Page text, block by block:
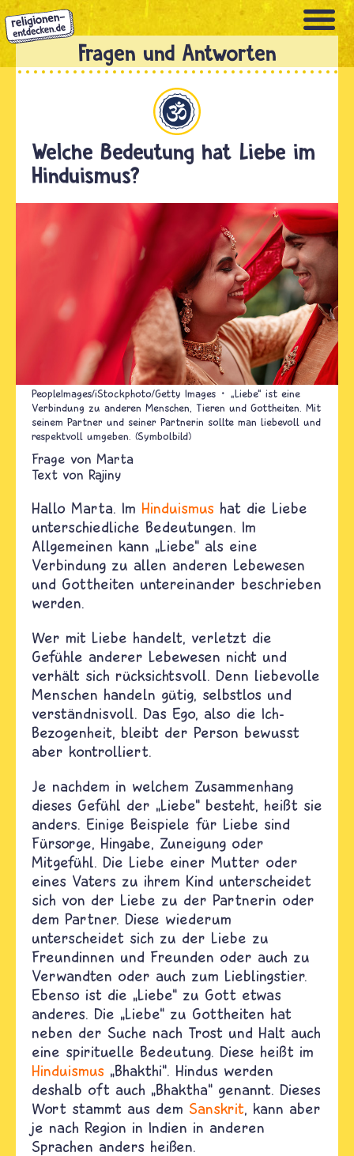
Direkt
zum
Inhalt
Welche Bedeutung hat Liebe im
Hinduismus?
PeopleImages/iStockphoto/Getty Images
„Liebe“ ist eine
Verbindung zu anderen Menschen, Tieren und Gottheiten. Mit
seinem Partner und seiner Partnerin sollte man liebevoll und
respektvoll umgeben. (Symbolbild)
Marta
Text von Rajiny
Hallo Marta. Im Hinduismus hat die Liebe
unterschiedliche Bedeutungen. Im
Allgemeinen kann „Liebe“ als eine
Verbindung zu allen anderen Lebewesen
und Gottheiten untereinander beschrieben
werden.
Wer mit Liebe handelt, verletzt die
Gefühle anderer Lebewesen nicht und
verhält sich rücksichtsvoll. Denn liebevolle
Menschen handeln gütig, selbstlos und
verständnisvoll. Das Ego, also die Ich-
Bezogenheit, bleibt der Person bewusst
aber kontrolliert.
Je nachdem in welchem Zusammenhang
dieses Gefühl der „Liebe“ besteht, heißt sie
anders. Einige Beispiele für Liebe sind
Fürsorge, Hingabe, Zuneigung oder
Mitgefühl. Die Liebe einer Mutter oder
eines Vaters zu ihrem Kind unterscheidet
sich von der Liebe zu der Partnerin oder
dem Partner. Diese wiederum
unterscheidet sich zu der Liebe zu
Freundinnen und Freunden oder auch zu
Verwandten oder auch zum Lieblingstier.
Ebenso ist die „Liebe“ zu Gott etwas
anderes. Die „Liebe“ zu Gottheiten hat
neben der Suche nach Trost und Halt auch
eine spirituelle Bedeutung. Diese heißt im
Hinduismus „Bhakthi“. Hindus werden
deshalb oft auch „Bhaktha“ genannt. Dieses
Wort stammt aus dem Sanskrit, kann aber
je nach Region in Indien in anderen
Sprachen anders heißen.